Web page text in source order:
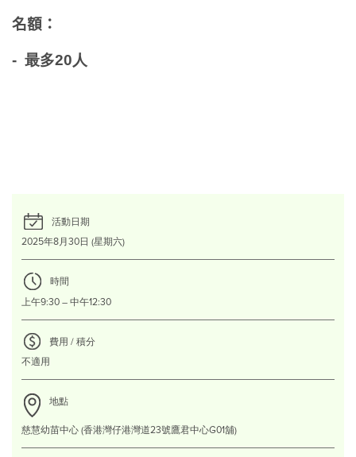
名額：
- 最多20人
活動日期
2025年8月30日 (星期六)
時間
上午9:30 – 中午12:30
費用 / 積分
不適用
地點
慈慧幼苗中心 (香港灣仔港灣道23號鷹君中心G01舖)